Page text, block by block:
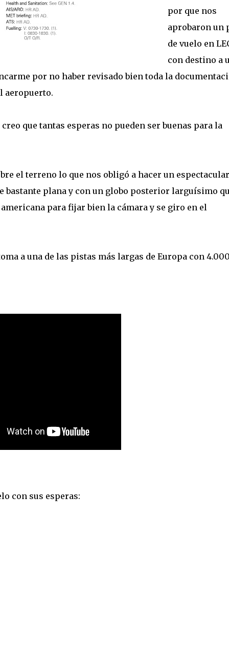
por que nos
aprobaron un
de vuelo en
con destino a
por no haber revisado bien toda la
aeropuerto.
que tantas esperas no pueden ser buenas para la
el terreno lo que nos obligó a hacer un espectacular
bastante plana y con un globo posterior larguísimo
para fijar bien la cámara y se giro en el
a una de las pistas más largas de Europa con
con sus esperas: